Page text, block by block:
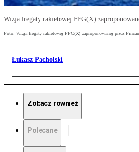
Wizja fregaty rakietowej FFG(X)
Foto: Wizja fregaty rakietowej FFG(X) zaproponowanej przez
Łukasz Pacholski
Zobacz również
Polecane